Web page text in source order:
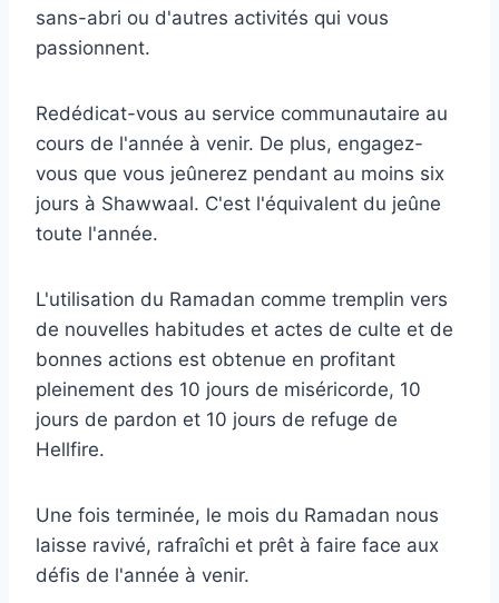
sans-abri ou d'autres activités qui vous
passionnent.
Redédicat-vous au service communautaire au
cours de l'année à venir. De plus, engagez-
vous que vous jeûnerez pendant au moins six
jours à Shawwaal. C'est l'équivalent du jeûne
toute l'année.
L'utilisation du Ramadan comme tremplin vers
de nouvelles habitudes et actes de culte et de
bonnes actions est obtenue en profitant
pleinement des 10 jours de miséricorde, 10
jours de pardon et 10 jours de refuge de
Hellfire.
Une fois terminée, le mois du Ramadan nous
laisse ravivé, rafraîchi et prêt à faire face aux
défis de l'année à venir.